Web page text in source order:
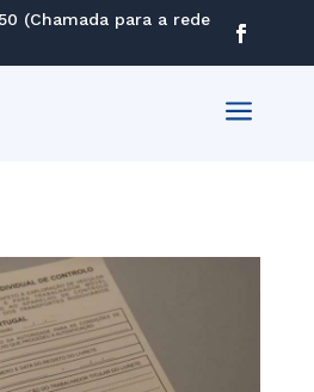
(Chamada para a rede
a